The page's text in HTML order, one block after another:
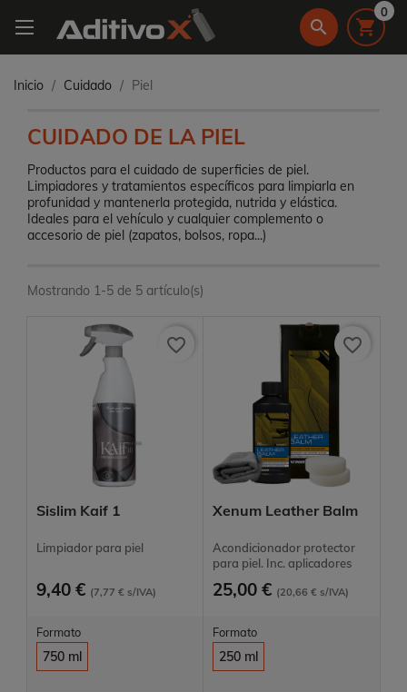
search 
0
Inicio Cuidado Piel
CUIDADO DE LA PIEL
Productos para el cuidado de superficies de piel.
Limpiadores y tratamientos específicos para limpiarla en
profunidad y mantenerla protegida, nutrida y elástica.
Ideales para el vehículo y cualquier complemento o
accesorio de piel (zapatos, bolsos, ropa...)
Mostrando 1-5 de 5 artículo(s)
Sislim Kaif 1
Limpiador para piel
9,40 € (7,77 € s/IVA)
Formato
750 ml
favorite_border
Xenum Leather Balm
Acondicionador protector
para piel. Inc. aplicadores
25,00 € (20,66 € s/IVA)
Formato
250 ml
favorite_border